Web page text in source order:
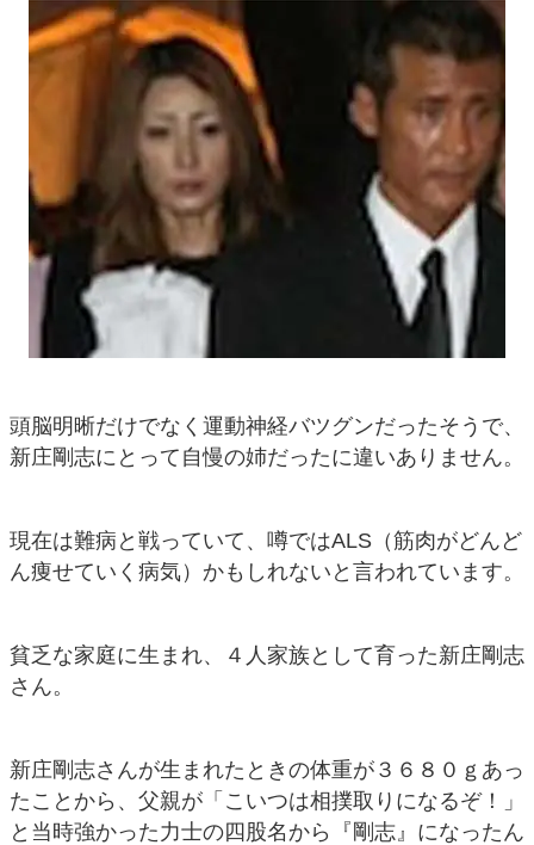
頭脳明晰だけでなく運動神経バツグンだったそうで、
新庄剛志にとって自慢の姉だったに違いありません。
現在は難病と戦っていて、噂ではALS（筋肉がどんど
ん痩せていく病気）かもしれないと言われています。
貧乏な家庭に生まれ、４人家族として育った新庄剛志
さん。
新庄剛志さんが生まれたときの体重が３６８０ｇあっ
たことから、父親が「こいつは相撲取りになるぞ！」
と当時強かった力士の四股名から『剛志』になったん